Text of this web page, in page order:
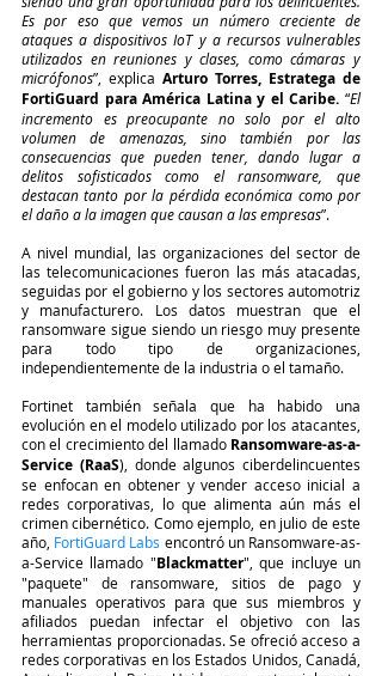
Es por eso que vemos un número creciente de
ataques a dispositivos IoT y a recursos vulnerables
utilizados en reuniones y clases, como cámaras y
micrófonos”, explica Arturo Torres, Estratega de
FortiGuard para América Latina y el Caribe. “El
incremento es preocupante no solo por el alto
volumen de amenazas, sino también por las
consecuencias que pueden tener, dando lugar a
delitos sofisticados como el ransomware, que
destacan tanto por la pérdida económica como por
el daño a la imagen que causan a las empresas”.
A nivel mundial, las organizaciones del sector de
las telecomunicaciones fueron las más atacadas,
seguidas por el gobierno y los sectores automotriz
y manufacturero. Los datos muestran que el
ransomware sigue siendo un riesgo muy presente
para todo tipo de organizaciones,
independientemente de la industria o el tamaño.
Fortinet también señala que ha habido una
evolución en el modelo utilizado por los atacantes,
con el crecimiento del llamado Ransomware-as-a-
Service (RaaS), donde algunos ciberdelincuentes
se enfocan en obtener y vender acceso inicial a
redes corporativas, lo que alimenta aún más el
crimen cibernético. Como ejemplo, en julio de este
año, FortiGuard Labs encontró un Ransomware-as-
a-Service llamado "Blackmatter", que incluye un
"paquete" de ransomware, sitios de pago y
manuales operativos para que sus miembros y
afiliados puedan infectar el objetivo con las
herramientas proporcionadas. Se ofreció acceso a
redes corporativas en los Estados Unidos, Canadá,